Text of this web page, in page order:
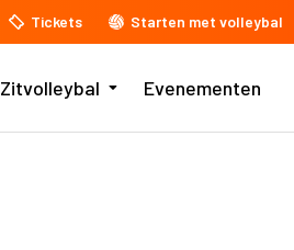
Tickets Starten met volleybal
Zitvolleybal Evenementen